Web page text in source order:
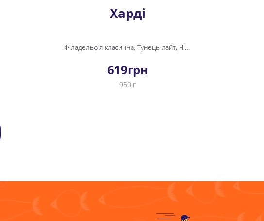
Харді
Філадельфія класична, Тунець лайт, Чіз рол, Спайсі лосось
619грн
950 г